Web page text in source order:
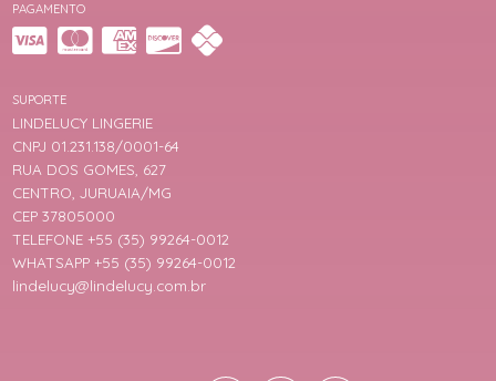
PAGAMENTO
SUPORTE
LINDELUCY LINGERIE
CNPJ 01.231.138/0001-64
RUA DOS GOMES, 627
CENTRO, JURUAIA/MG
CEP 37805000
TELEFONE +55 (35) 99264-0012
WHATSAPP +55 (35) 99264-0012
lindelucy@lindelucy.com.br